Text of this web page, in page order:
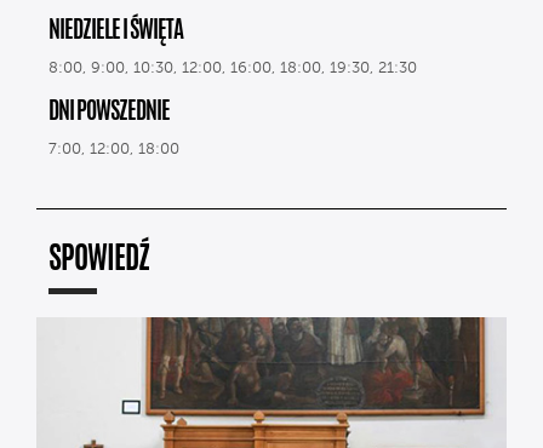
NIEDZIELE I ŚWIĘTA
8:00, 9:00, 10:30, 12:00, 16:00, 18:00, 19:30, 21:30
DNI POWSZEDNIE
7:00, 12:00, 18:00
SPOWIEDŹ